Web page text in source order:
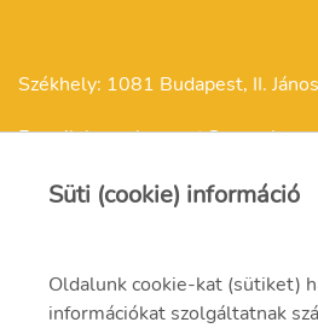
Székhely: 1081 Budapest, II.
E-mail: kepzokozpont@mvm.hu
Felnőttképzési engedélyszám: E/
Süti (cookie) információ
Oldalunk cookie-kat (sütiket)
információkat szolgáltatnak